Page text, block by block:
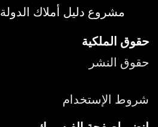
مشروع دليل أملاك الدولة
حقوق الملكية
حقوق النشر
شروط الإستخدام